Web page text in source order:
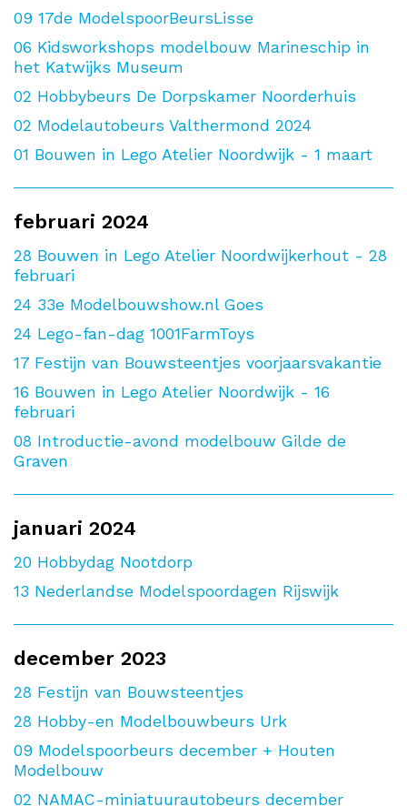
09 17de ModelspoorBeursLisse
06 Kidsworkshops modelbouw Marineschip in
het Katwijks Museum
02 Hobbybeurs De Dorpskamer Noorderhuis
02 Modelautobeurs Valthermond 2024
01 Bouwen in Lego Atelier Noordwijk - 1 maart
februari 2024
28 Bouwen in Lego Atelier Noordwijkerhout - 28
februari
24 33e Modelbouwshow.nl Goes
24 Lego-fan-dag 1001FarmToys
17 Festijn van Bouwsteentjes voorjaarsvakantie
16 Bouwen in Lego Atelier Noordwijk - 16
februari
08 Introductie-avond modelbouw Gilde de
Graven
januari 2024
20 Hobbydag Nootdorp
13 Nederlandse Modelspoordagen Rijswijk
december 2023
28 Festijn van Bouwsteentjes
28 Hobby-en Modelbouwbeurs Urk
09 Modelspoorbeurs december + Houten
Modelbouw
02 NAMAC-miniatuurautobeurs december